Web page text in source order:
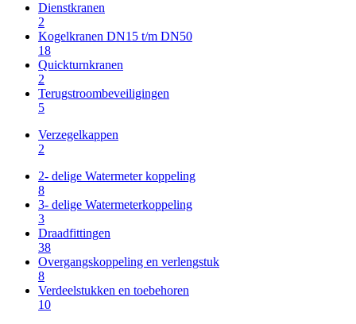
Dienstkranen
2
Kogelkranen DN15 t/m DN50
18
Quickturnkranen
2
Terugstroombeveiligingen
5
Verzegelkappen
2
2- delige Watermeter koppeling
8
3- delige Watermeterkoppeling
3
Draadfittingen
38
Overgangskoppeling en verlengstuk
8
Verdeelstukken en toebehoren
10